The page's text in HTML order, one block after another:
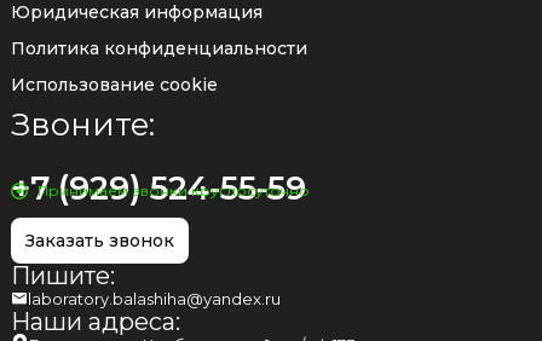
Юридическая информация
Политика конфиденциальности
Использование cookie
Звоните:
+7 (929) 524-55-59
Принимаем звонки круглосуточно
Заказать звонок
Пишите:
laboratory.balashiha@yandex.ru
Наши адреса: